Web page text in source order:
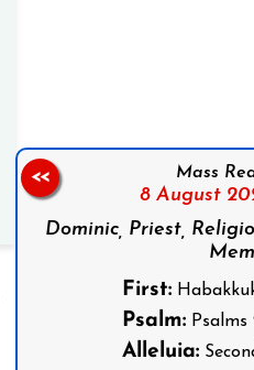
Mass
8 August
Dominic, Priest,
First:
Psalm: Psalms
Alleluia:
<<